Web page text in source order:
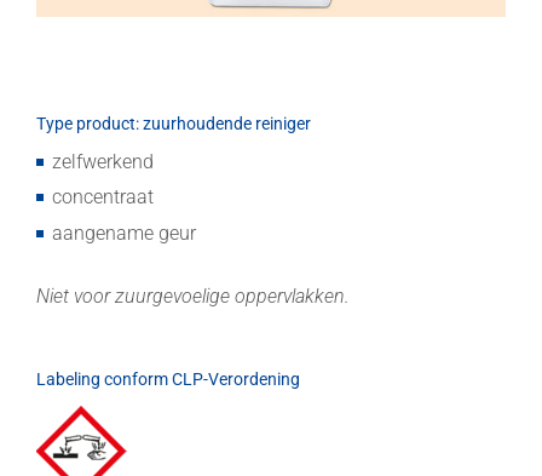
Type product: zuurhoudende reiniger
zelfwerkend
concentraat
aangename geur
Niet voor zuurgevoelige oppervlakken.
Labeling conform CLP-Verordening